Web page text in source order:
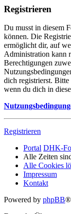
Registrieren
Du musst in diesem
können. Die
ermöglicht dir, auf
Administration kann
Berechtigungen
dich registrierst.
wenn du dich in
Registrieren
Portal DHK-
Alle Zeiten
Alle Cookies
Impressum
Kontakt
Powered by phpBB®